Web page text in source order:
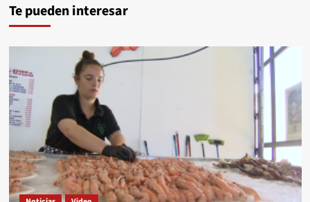
Te pueden interesar